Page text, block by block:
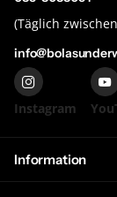
(Täglich
Instagram
Information